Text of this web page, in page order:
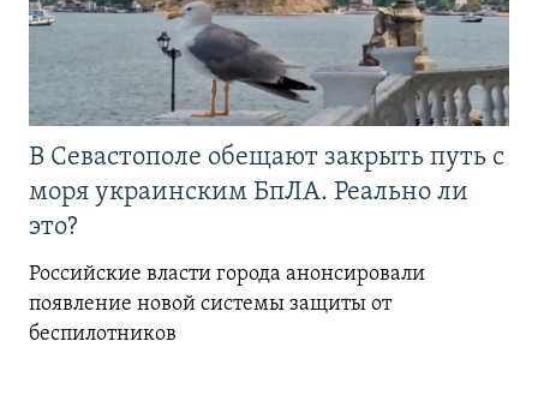
В Севастополе обещают закрыть путь с
моря украинским БпЛА. Реально ли
это?
Российские власти города анонсировали
появление новой системы защиты от
беспилотников